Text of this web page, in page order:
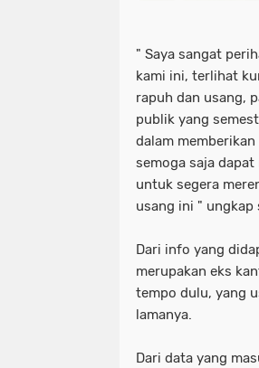
" Saya sangat
kami ini, terlihat
rapuh dan usang,
publik yang
dalam
semoga saja
untuk segera
usang ini " ungkap
Dari info yang
merupakan eks
tempo dulu, yang
lamanya.
Dari data yang